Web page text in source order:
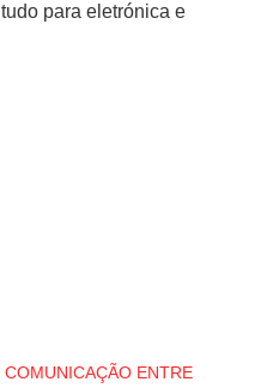
para eletrónica e
COMUNICAÇÃO ENTRE